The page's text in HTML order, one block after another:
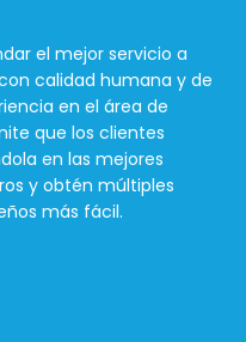
el mejor servicio a
calidad humana y de
en el área de
que los clientes
en las mejores
y obtén múltiples
más fácil.